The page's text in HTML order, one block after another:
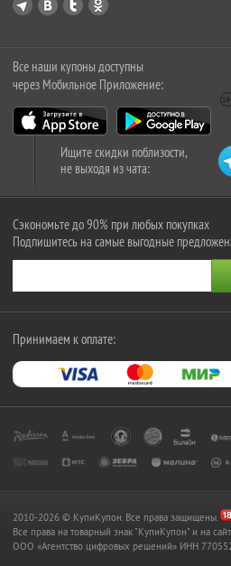
Все наши купоны доступны
через Мобильное Приложение:
Ищите скидки поблизости,
не выходя из чата:
Сэкономьте до 90% при любых покупках
Подпишитесь на самые выгодные
Принимаем к оплате:
2010-2026 © КупиКупон. Все права защищены.
Все права на товарный знак "КупиКупон" и на
OOO «Агентство цифровых решений» ИНН